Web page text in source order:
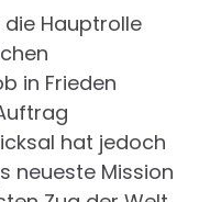
Hauptrolle
in Frieden
hat jedoch
neueste Mission